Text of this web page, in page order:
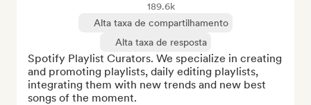
189.6k
Alta taxa de compartilhamento
Alta taxa de resposta
Spotify Playlist Curators. We specialize in creating
and promoting playlists, daily editing playlists,
integrating them with new trends and new best
songs of the moment.